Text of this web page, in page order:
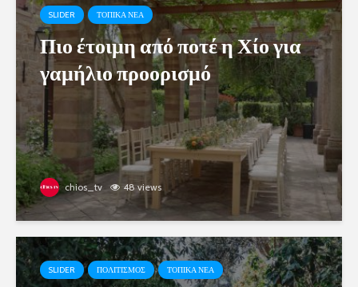
SLIDER ΤΟΠΙΚΑ ΝΕΑ
Πιο έτοιμη από ποτέ η Χίο για
γαμήλιο προορισμό
chios_tv 48 views
SLIDER ΠΟΛΙΤΙΣΜΟΣ ΤΟΠΙΚΑ ΝΕΑ